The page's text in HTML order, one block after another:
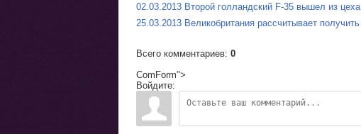
02.03.2013 Второй голландский F-35 вышел из
25.03.2013 Великобритания рассчитывает
Всего комментариев: 0
ComForm">
Войдите: